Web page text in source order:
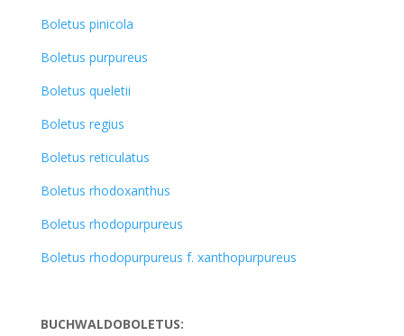
Boletus pinicola
Boletus purpureus
Boletus queletii
Boletus regius
Boletus reticulatus
Boletus rhodoxanthus
Boletus rhodopurpureus
Boletus rhodopurpureus f. xanthopurpureus
BUCHWALDOBOLETUS: